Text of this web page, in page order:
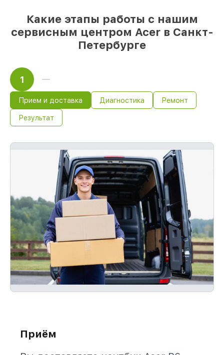
Какие этапы работы с нашим
сервисным центром Acer в Санкт-
Петербурге
1
Прием и доставка Диагностика Ремонт
Результат
Приём